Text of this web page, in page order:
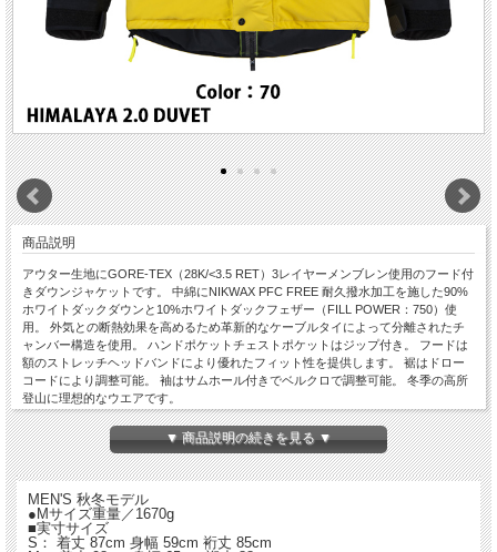
商品説明
アウター生地にGORE-TEX（28K/<3.5 RET）3レイヤーメンブレン使用のフード付
きダウンジャケットです。 中綿にNIKWAX PFC FREE 耐久撥水加工を施した90%
ホワイトダックダウンと10%ホワイトダックフェザー（FILL POWER：750）使
用。 外気との断熱効果を高めるため革新的なケーブルタイによって分離されたチ
ャンバー構造を使用。 ハンドポケットチェストポケットはジップ付き。 フードは
額のストレッチヘッドバンドにより優れたフィット性を提供します。 裾はドロー
コードにより調整可能。 袖はサムホール付きでベルクロで調整可能。 冬季の高所
登山に理想的なウエアです。
【ご注意】
・特価品につき返品・交換はできません。
・店舗でも同時販売しておりますので時間差で完売になる場合がございます。
▼ 商品説明の続きを見る ▼
MEN'S 秋冬モデル
●Mサイズ重量／1670g
■実寸サイズ
S： 着丈 87cm 身幅 59cm 裄丈 85cm